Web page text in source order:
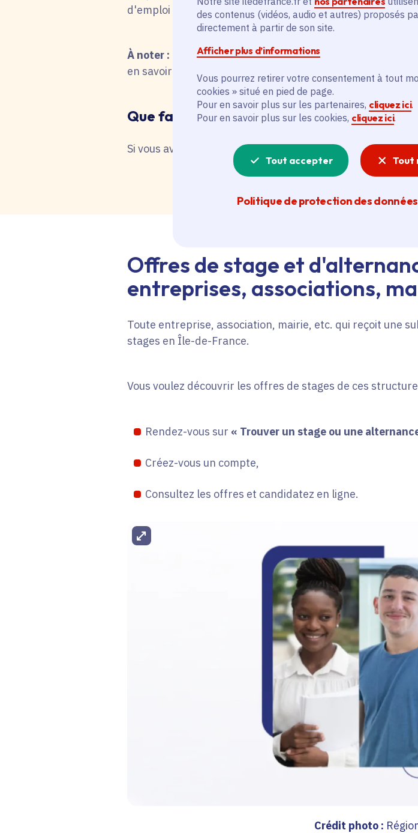
des contenus (vidéos, audio et autres) proposés
directement à partir de son site.
Afficher plus d’informations
Vous pourrez retirer votre consentement à tout
cookies » situé en pied de page.
Pour en savoir plus sur les partenaires, cliquez ici.
Pour en savoir plus sur les cookies, cliquez ici.
Tout accepter Tout
Politique de protection des données
d'emploi titulaire de la fonction publique ou non,
À noter :
pour une recherche d'emploi au siège de la
en savoir plus en interrogeant nos agents Ambassadeurs.
Que faire en cas de problème technique ?
Si vous avez besoin d'une assistance technique, écrivez-
Offres de stage et
entreprises, associations,
Toute entreprise, association, mairie, etc. qui reçoit une
stages en Île-de-France.
Vous voulez découvrir les offres de stages de ces
Rendez-vous sur « Trouver un stage ou une
Créez-vous un compte,
Consultez les offres et candidatez en ligne.
Agrandir l'image
Crédit photo :